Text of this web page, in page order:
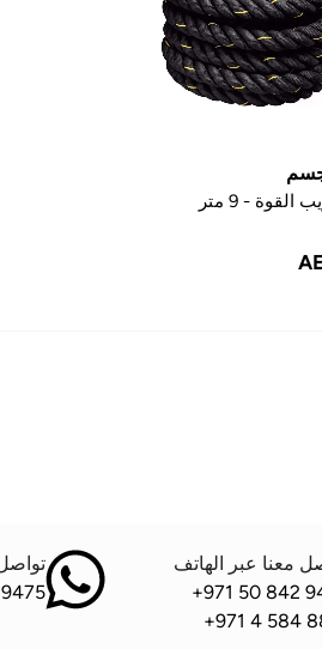
- 9 متر
معنا عبر الهاتف
+971 50 842
+971 4 584